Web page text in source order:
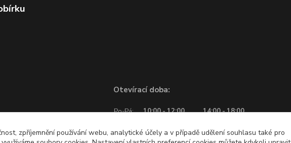
Otevírací doba:
Po-Pá: 10:00 - 12:00
14:00 - 18:00
zpříjemnění používání webu, analytické účely a v případě udělení souhlasu také pro